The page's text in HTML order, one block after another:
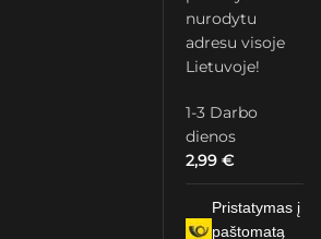
nurodytu
adresu visoje
Lietuvoje!
1-3 Darbo
dienos
2,99€
Pristatymas į
paštomatą